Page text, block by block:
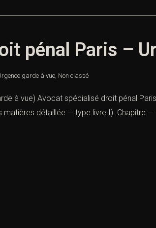
pénal Paris –
garde à vue, Non classé
à vue) Avocat spécialisé droit pénal
détaillée — type livre I). Chapitre